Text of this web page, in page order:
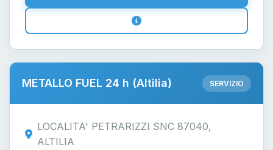
METALLO FUEL 24 h (Altilia) SERVIZIO
LOCALITA' PETRARIZZI SNC 87040,
ALTILIA